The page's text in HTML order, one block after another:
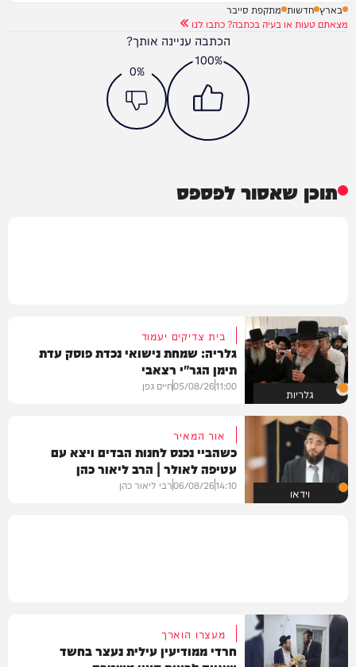
בארץ חדשות מתקפת סייבר
מצאתם טעות או בעיה בכתבה? כתבו לנו
הכתבה עניינה אותך?
100%
0%
תוכן שאסור לפספס
גלריות
בית צדיקים יעמוד
גלריה: שמחת נישואי נכדת פוסק עדת
תימן הגר"י רצאבי
11:00
05/08/26חיים גפן
וידאו
אור המאיר
כשהביי נכנס לחנות הבדים ויצא עם
עטיפה לאולר | הרב ליאור כהן
14:10
06/08/26רבי ליאור כהן
מעצרו הוארך
חרדי ממודיעין עילית נעצר בחשד